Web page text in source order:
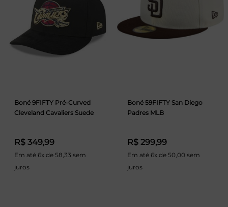
Boné 9FIFTY Pré-Curved
Cleveland Cavaliers Suede
R$ 349,99
Em até 6x de 58,33 sem
juros
Boné 59FIFTY San Diego
Padres MLB
R$ 299,99
Em até 6x de 50,00 sem
juros